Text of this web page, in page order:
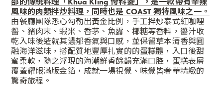
風味的肉類拌炒料理，同時也是 COAST 獨特風味之一。
由餐廳團隊悉心勾勒出黃金比例，手工拌炒泰式紅咖哩
醬、豬肉末、蝦米、香茅、魚露、椰糖等香料，醬汁收
乾入味後造就其濃郁香氣與口感，並保留草本清香與圓
融海洋滋味，搭配質地豐厚扎實的的蛋糕體，入口後甜
蜜柔軟，隨之浮現的海潮鮮香餘韻充滿口腔，蛋糕表層
覆蓋耀眼滿版金箔，成就一場視覺、味覺皆奢華精緻的
驚奇旅程。